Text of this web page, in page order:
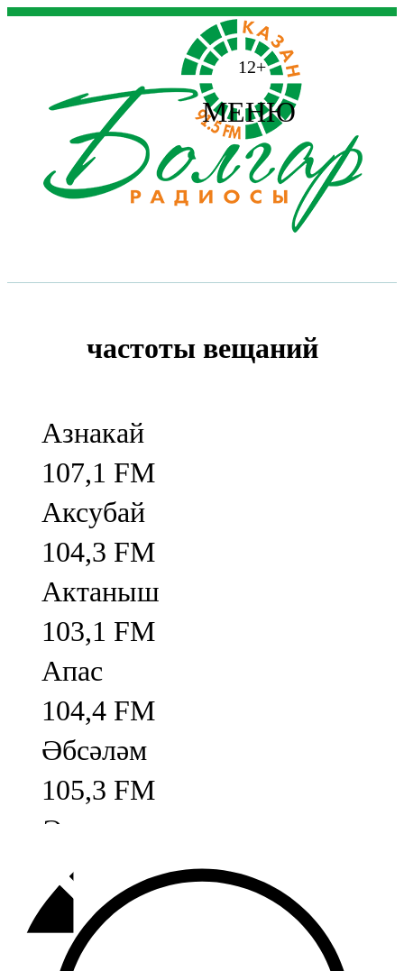
12+
МЕНЮ
частоты вещаний
Азнакай
107,1 FM
Аксубай
104,3 FM
Актаныш
103,1 FM
Апас
104,4 FM
Әбсәләм
105,3 FM
Әлмәт
92,9 FM
Базарлы матак
107,1 FM